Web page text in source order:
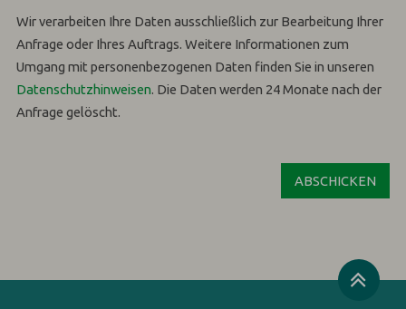
Wir verarbeiten Ihre Daten ausschließlich zur Bearbeitung Ihrer
Anfrage oder Ihres Auftrags.Weitere Informationen zum
Umgang mit personenbezogenen Daten finden Sie in unseren
Datenschutzhinweisen. Die Daten werden 24 Monate nach der
Anfrage gelöscht.